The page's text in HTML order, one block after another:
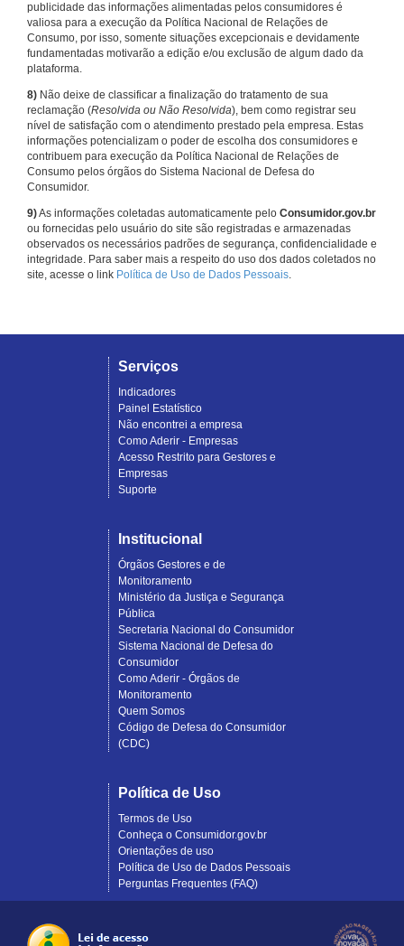
publicidade das informações alimentadas pelos consumidores é
valiosa para a execução da Política Nacional de Relações de
Consumo, por isso, somente situações excepcionais e devidamente
fundamentadas motivarão a edição e/ou exclusão de algum dado da
plataforma.
8) Não deixe de classificar a finalização do tratamento de sua
reclamação (Resolvida ou Não Resolvida), bem como registrar seu
nível de satisfação com o atendimento prestado pela empresa. Estas
informações potencializam o poder de escolha dos consumidores e
contribuem para execução da Política Nacional de Relações de
Consumo pelos órgãos do Sistema Nacional de Defesa do
Consumidor.
9)As informações coletadas automaticamente pelo Consumidor.gov.br
ou fornecidas pelo usuário do site são registradas e armazenadas
observados os necessários padrões de segurança, confidencialidade e
integridade. Para saber mais a respeito do uso dos dados coletados no
site, acesse o link Política de Uso de Dados Pessoais.
Serviços
Indicadores
Painel Estatístico
Não encontrei a empresa
Como Aderir - Empresas
Acesso Restrito para Gestores e
Empresas
Suporte
Institucional
Órgãos Gestores e de
Monitoramento
Ministério da Justiça e Segurança
Pública
Secretaria Nacional do Consumidor
Sistema Nacional de Defesa do
Consumidor
Como Aderir - Órgãos de
Monitoramento
Quem Somos
Código de Defesa do Consumidor
(CDC)
Política de Uso
Termos de Uso
Conheça o Consumidor.gov.br
Orientações de uso
Política de Uso de Dados Pessoais
Perguntas Frequentes (FAQ)